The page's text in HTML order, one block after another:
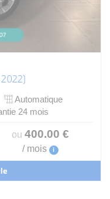
Automatique
24 mois
ou 400.00 €
/ mois i